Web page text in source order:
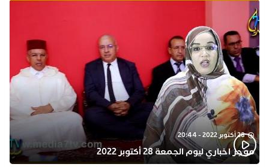
28 أكتوبر 2022 - 20:44
موجز اخباري ليوم الجمعة 28 أكتوبر 2022